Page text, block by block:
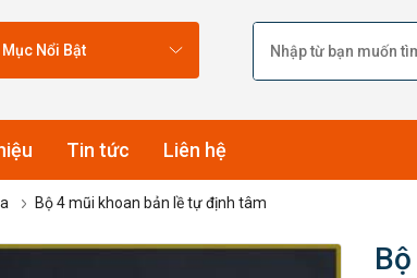
Mục Nổi Bật
Tin tức Liên hệ
Bộ 4 mũi khoan bản lề tự định tâm